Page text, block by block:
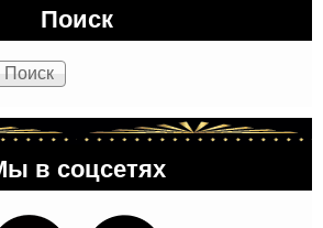
Поиск
в соцсетях